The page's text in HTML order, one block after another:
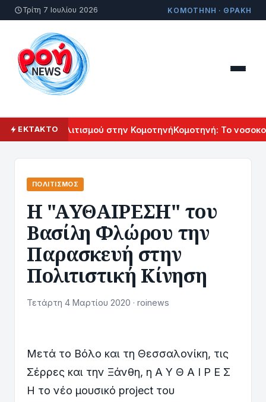
Τρίτη 7 Ιουλίου 2026 ΚΟΜΟΤΗΝΗ · ΘΡΑΚΗ
ΕΚΤΑΚΤΟΠολιτισμού στην ΚομοτηνήΚομοτηνή: Το
ΠΟΛΙΤΙΣΜΌΣ
H "AΥΘΑΙΡΕΣΗ" του
Βασίλη Φλώρου την
Παρασκευή στην
Πολιτιστική Κίνηση
Τετάρτη 4 Μαρτίου 2020 · roinews
Μετά το Βόλο και τη Θεσσαλονίκη, τις
Σέρρες και την Ξάνθη, η Α Υ Θ Α Ι Ρ Ε Σ
Η το νέο μουσικό project του